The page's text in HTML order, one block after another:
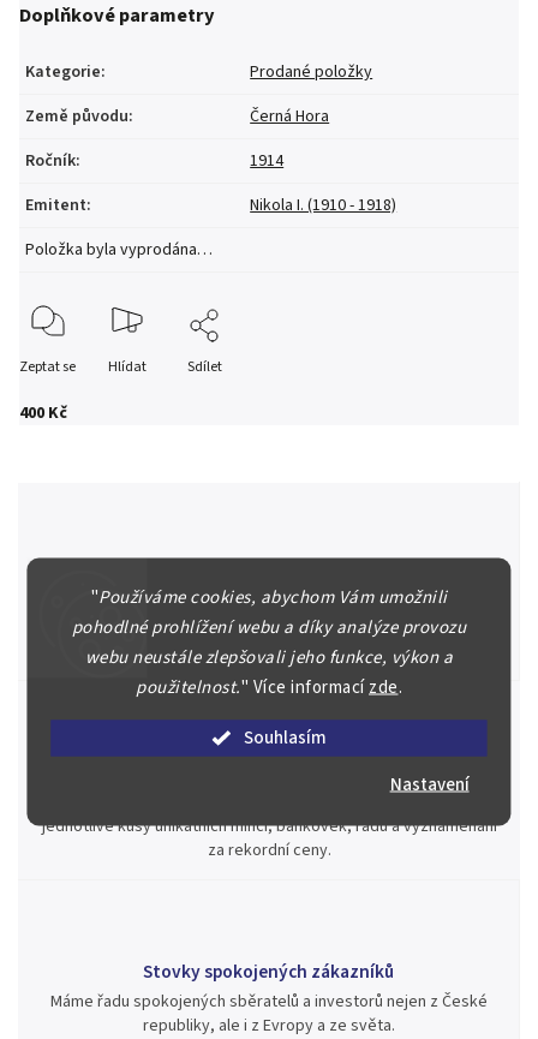
"Používáme cookies, abychom Vám umožnili
pohodlné prohlížení webu a díky analýze provozu
webu neustále zlepšovali jeho funkce, výkon a
použitelnost." Více informacízde.
Souhlasím
Nastavení
400 Kč
Doplňkové parametry
Kategorie:
Prodané položky
Země původu:
Černá Hora
Ročník:
1914
Emitent:
Nikola I. (1910 - 1918)
Položka byla vyprodána…
Zeptat se Hlídat Sdílet
Náš kolektiv specialistů a znalců se Vám bude plně věnovat.
Posoudíme kvalitu a pravost Vašeho materiálu, prodáme v naší
aukci nebo Vám poradíme kam investovat.
Jsme zde pro Vás nepřetržitě již od roku 2000
jednotlivé kusy unikátních mincí, bankovek, řádů a vyznamenání
za rekordní ceny.
Stovky spokojených zákazníků
Máme řadu spokojených sběratelů a investorů nejen z České
republiky, ale i z Evropy a ze světa.